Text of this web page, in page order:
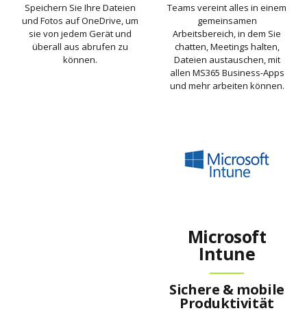
Speichern Sie Ihre Dateien
und Fotos auf OneDrive, um
sie von jedem Gerät und
überall aus abrufen zu
können.
Teams vereint alles in einem
gemeinsamen
Arbeitsbereich, in dem Sie
chatten, Meetings halten,
Dateien austauschen, mit
allen MS365 Business-Apps
und mehr arbeiten können.
Microsoft
Intune
Sichere & mobile
Produktivität